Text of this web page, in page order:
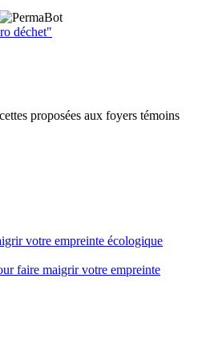
déchet"
proposées aux foyers témoins
faire maigrir votre empreinte